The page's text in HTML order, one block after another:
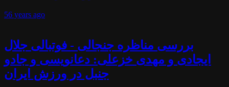
56 years ago
بررسی مناظره جنجالی - فوتبالی جلال
ایجادی و مهدی خزعلی: دعانویسی و جادو
جنبل در ورزش ایران